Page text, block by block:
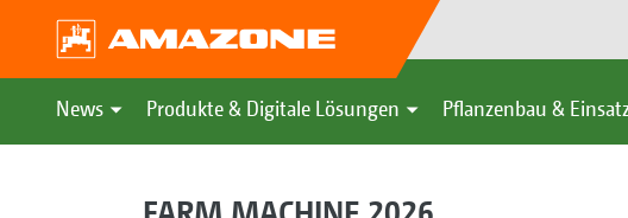
News Produkte & Digitale Lösungen Pflanzenbau &